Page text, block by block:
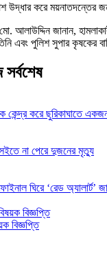
উদ্ধার করে ময়নাতদন্তের
মো. আলাউদ্দিন জানান,
এবং পুলিশ সুপার কৃষকের
কেন্দ্র করে ছুরিকাঘাতে
সইতে না পেরে দুজনের মৃত্যু
ঘিরে ‘রেড অ্যালার্ট’
বিজ্ঞপ্তি